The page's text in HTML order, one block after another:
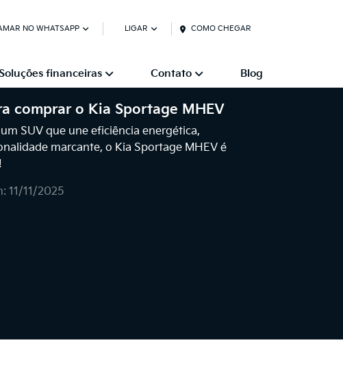
NO WHATSAPP LIGAR COMO CHEGAR
Soluções financeiras Contato Blog
comprar o Kia Sportage MHEV
SUV que une eficiência energética,
marcante, o Kia Sportage MHEV é
11/11/2025